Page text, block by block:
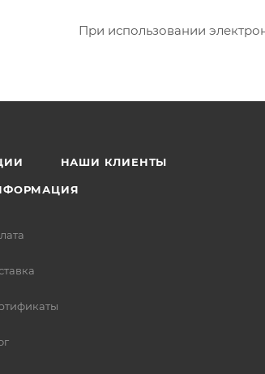
При использовании
НАШИ КЛИЕНТЫ